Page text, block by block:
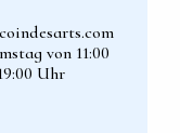
von 11:00
Uhr